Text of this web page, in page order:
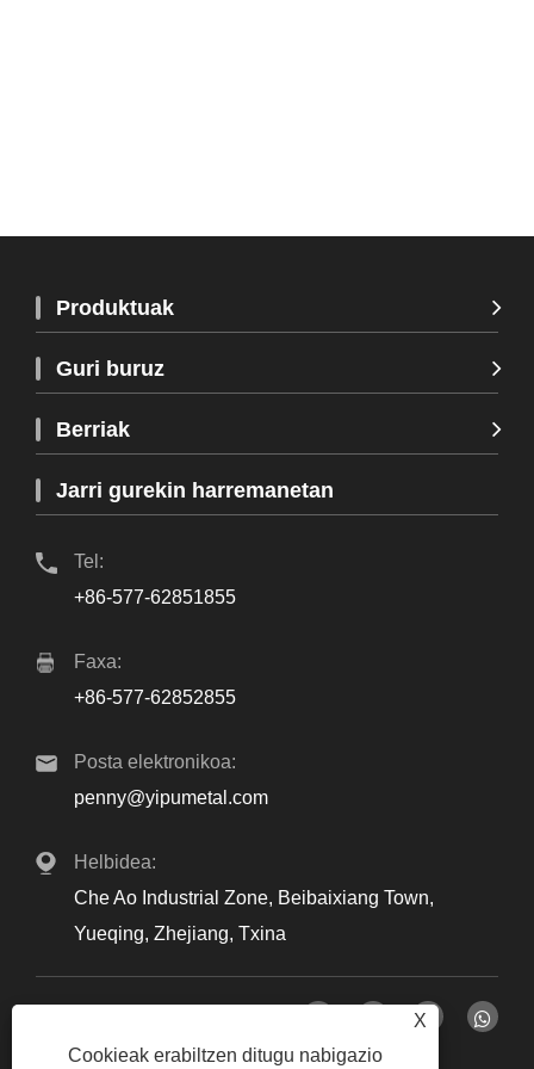
Produktuak
Guri buruz
Berriak
Jarri gurekin harremanetan
Tel:
+86-577-62851855
Faxa:
+86-577-62852855
Posta elektronikoa:
penny@yipumetal.com
Helbidea:
Che Ao Industrial Zone, Beibaixiang Town,
Yueqing, Zhejiang, Txina
X
Cookieak erabiltzen ditugu nabigazio